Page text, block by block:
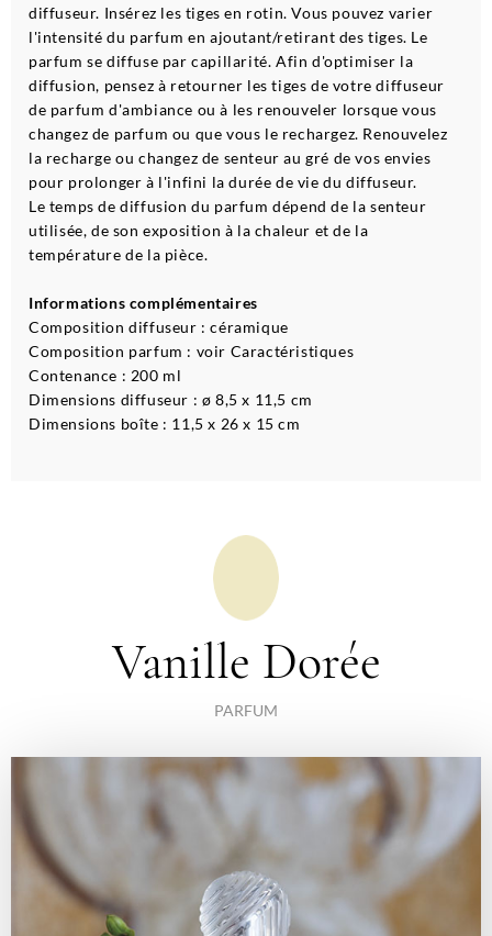
diffuseur. Insérez les tiges en rotin. Vous pouvez varier
l'intensité du parfum en ajoutant/retirant des tiges. Le
parfum se diffuse par capillarité. Afin d'optimiser la
diffusion, pensez à retourner les tiges de votre diffuseur
de parfum d'ambiance ou à les renouveler lorsque vous
changez de parfum ou que vous le rechargez. Renouvelez
la recharge ou changez de senteur au gré de vos envies
pour prolonger à l'infini la durée de vie du diffuseur.
Le temps de diffusion du parfum dépend de la senteur
utilisée, de son exposition à la chaleur et de la
température de la pièce.
Informations complémentaires
Composition diffuseur : céramique
Composition parfum : voir Caractéristiques
Contenance : 200 ml
Dimensions diffuseur : ø 8,5 x 11,5 cm
Dimensions boîte : 11,5 x 26 x 15 cm
Vanille Dorée
PARFUM